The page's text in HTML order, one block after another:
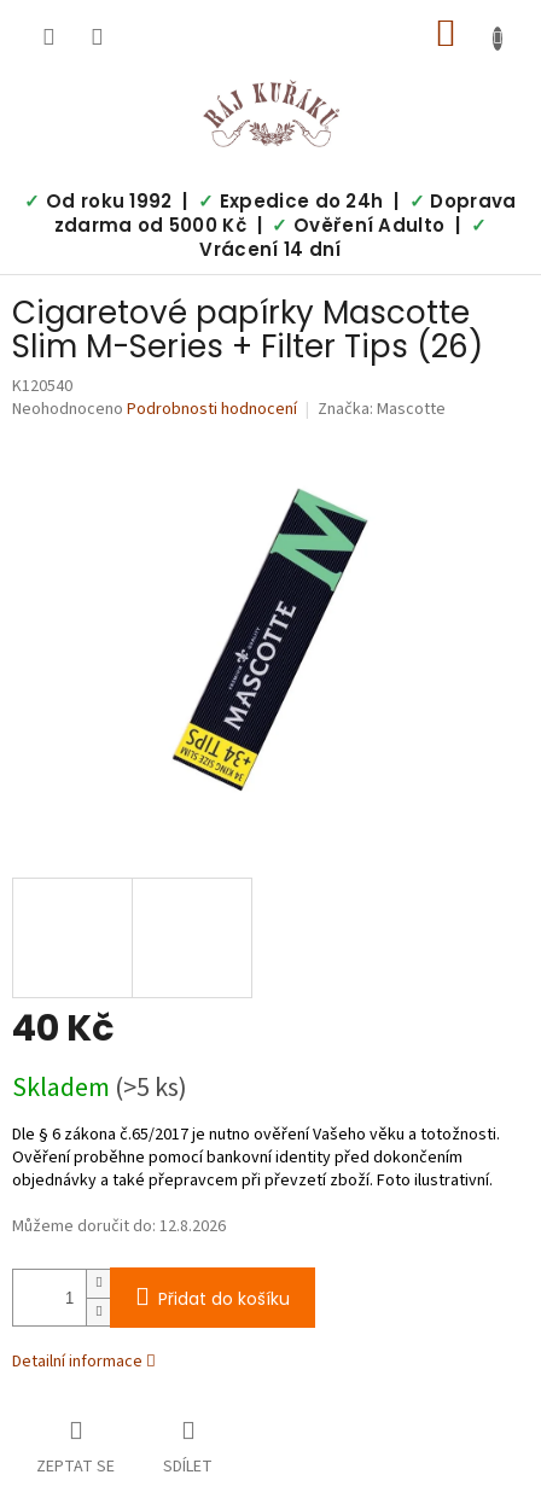
KOŠÍK
✓ Od roku 1992 | ✓ Expedice do 24h | ✓ Doprava
zdarma od 5000 Kč | ✓ Ověření Adulto |
✓
Vrácení 14 dní
Cigaretové papírky Mascotte
Slim M-Series + Filter Tips (26)
K120540
Průměrné
Neohodnoceno Podrobnosti hodnocení Značka: Mascotte
40 Kč
cena:
Skladem (>5 ks)
Můžeme doručit do: 12.8.2026
Přidat do košíku
Detailní informace
ZEPTAT SE SDÍLET